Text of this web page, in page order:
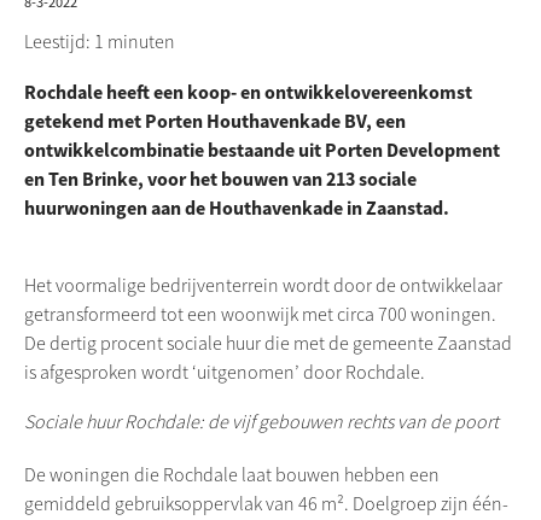
Leestijd: 1 minuten
Rochdale heeft een koop- en ontwikkelovereenkomst
getekend met Porten Houthavenkade BV, een
ontwikkelcombinatie bestaande uit Porten Development
en Ten Brinke, voor het bouwen van 213 sociale
huurwoningen aan de Houthavenkade in Zaanstad.
Het voormalige bedrijventerrein wordt door de ontwikkelaar
getransformeerd tot een woonwijk met circa 700 woningen.
De dertig procent sociale huur die met de gemeente Zaanstad
is afgesproken wordt ‘uitgenomen’ door Rochdale.
Sociale huurRochdale: de vijf gebouwen rechts van de poort
De woningen die Rochdale laat bouwen hebben een
gemiddeld gebruiksoppervlak van 46 m². Doelgroep zijn één-